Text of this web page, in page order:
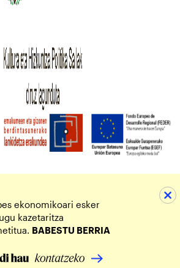
ekonomikoari esker
kazetaritza
BABESTU BERRIA